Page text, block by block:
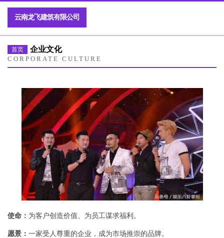
云南龙飞建筑有限公司
首页 企业文化
CORPORATE CULTURE
使命： 为客户创造价值、为员工谋求福利。
愿景： 一家受人尊重的企业，成为市场推崇的品牌。